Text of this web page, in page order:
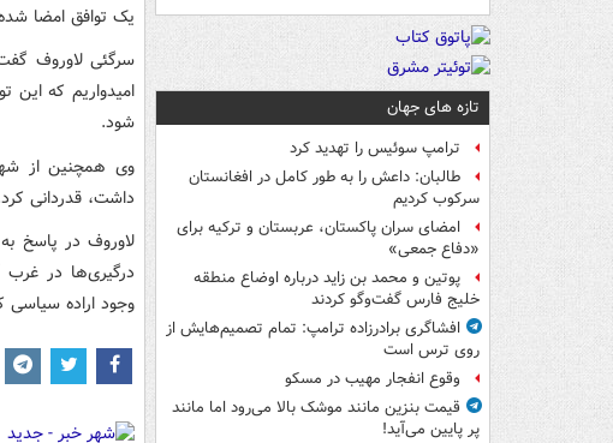
تازه های جهان
ترامپ سوئیس را تهدید کرد
طالبان: داعش را به طور کامل در افغانستان
سرکوب کردیم
امضای سران پاکستان، عربستان و ترکیه برای
«دفاع جمعی»
پوتین و محمد بن زاید درباره اوضاع منطقه
خلیج فارس گفت‌وگو کردند
افشاگری برادرزاده ترامپ: تمام تصمیم‌هایش از
روی ترس است
وقوع انفجار مهیب در مسکو
قیمت بنزین مانند موشک بالا می‌رود اما مانند
پر پایین می‌آید!
یک توافق امضا
سرگئی لاوروف
امیدواریم که این
شود.
وی همچنین از
داشت، قدردانی
لاوروف در پاسخ
درگیری‌ها در
وجود اراده سیاسی